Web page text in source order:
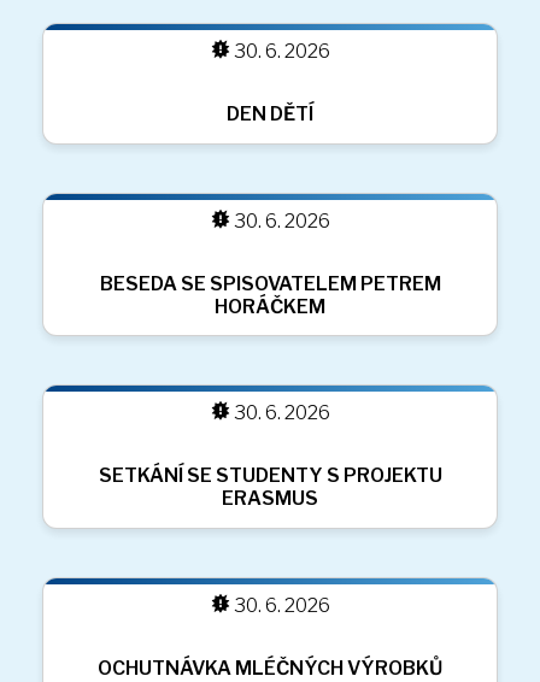
OLYMPIJSKÝ BĚH
DĚTSKÉ RADOVÁNKY
ATLETICKÝ TROJBOJ
30. 6. 2026
DEN DĚTÍ
30. 6. 2026
30. 6. 2026
30. 6. 2026